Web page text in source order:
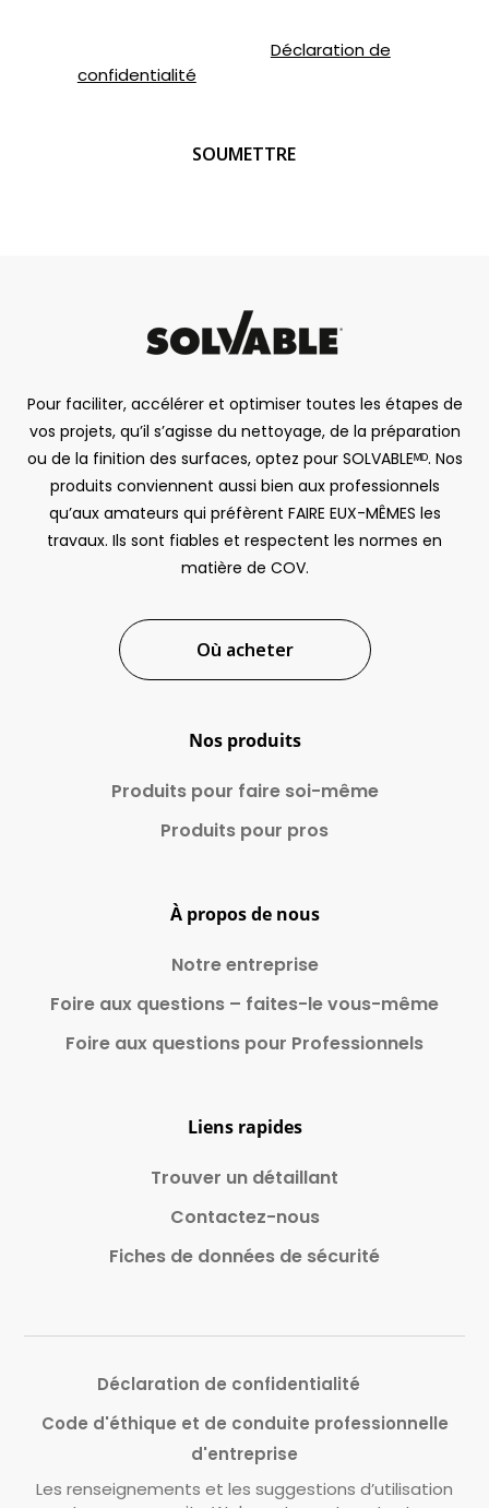
Déclaration de
confidentialité
Pour faciliter, accélérer et optimiser toutes les étapes de
vos projets, qu’il s’agisse du nettoyage, de la préparation
ou de la finition des surfaces, optez pour SOLVABLEᴹᴰ. Nos
produits conviennent aussi bien aux professionnels
qu’aux amateurs qui préfèrent FAIRE EUX-MÊMES les
travaux. Ils sont fiables et respectent les normes en
matière de COV.
Où acheter
Nos produits
Produits pour faire soi-même
Produits pour pros
À propos de nous
Notre entreprise
Foire aux questions – faites-le vous-même
Foire aux questions pour Professionnels
Liens rapides
Trouver un détaillant
Contactez-nous
Fiches de données de sécurité
Déclaration de confidentialité
Code d'éthique et de conduite professionnelle
d'entreprise
Les renseignements et les suggestions d’utilisation